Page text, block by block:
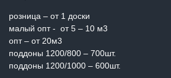
розница – от 1 доски
малый опт - от 5 – 10 м3
опт – от 20м3
поддоны 1200/800 – 700шт.
поддоны 1200/1000 – 600шт.